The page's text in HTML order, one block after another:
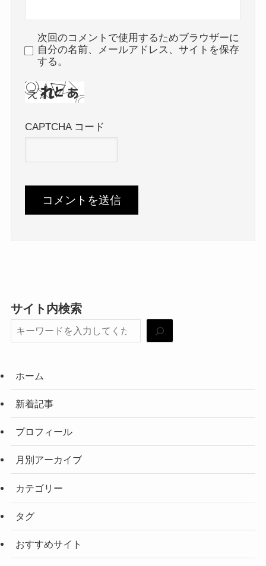
次回のコメントで使用するためブラウザーに
自分の名前、メールアドレス、サイトを保存
する。
CAPTCHA コード
サイト内検索
ホーム
新着記事
プロフィール
月別アーカイブ
カテゴリー
タグ
おすすめサイト